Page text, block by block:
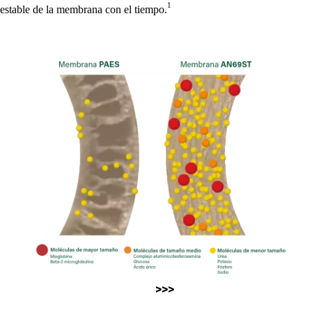
estable de la membrana con el tiempo.1